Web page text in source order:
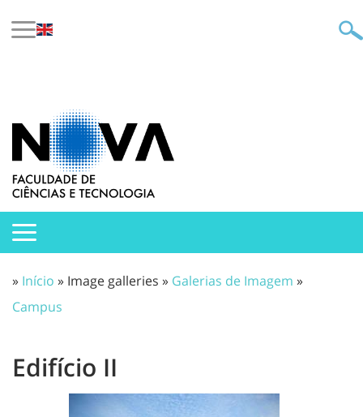
» Início » Image galleries » Galerias de Imagem »
Campus
Edifício II